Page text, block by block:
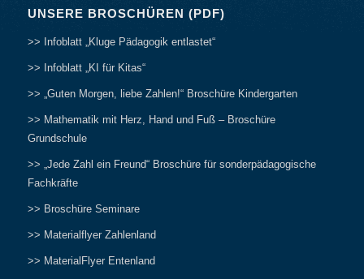
UNSERE BROSCHÜREN (PDF)
>> Infoblatt „Kluge Pädagogik entlastet“
>> Infoblatt „KI für Kitas“
>> „Guten Morgen, liebe Zahlen!“ Broschüre Kindergarten
>> Mathematik mit Herz, Hand und Fuß – Broschüre
Grundschule
>> „Jede Zahl ein Freund“ Broschüre für sonderpädagogische
Fachkräfte
>> Broschüre Seminare
>> Materialflyer Zahlenland
>> MaterialFlyer Entenland